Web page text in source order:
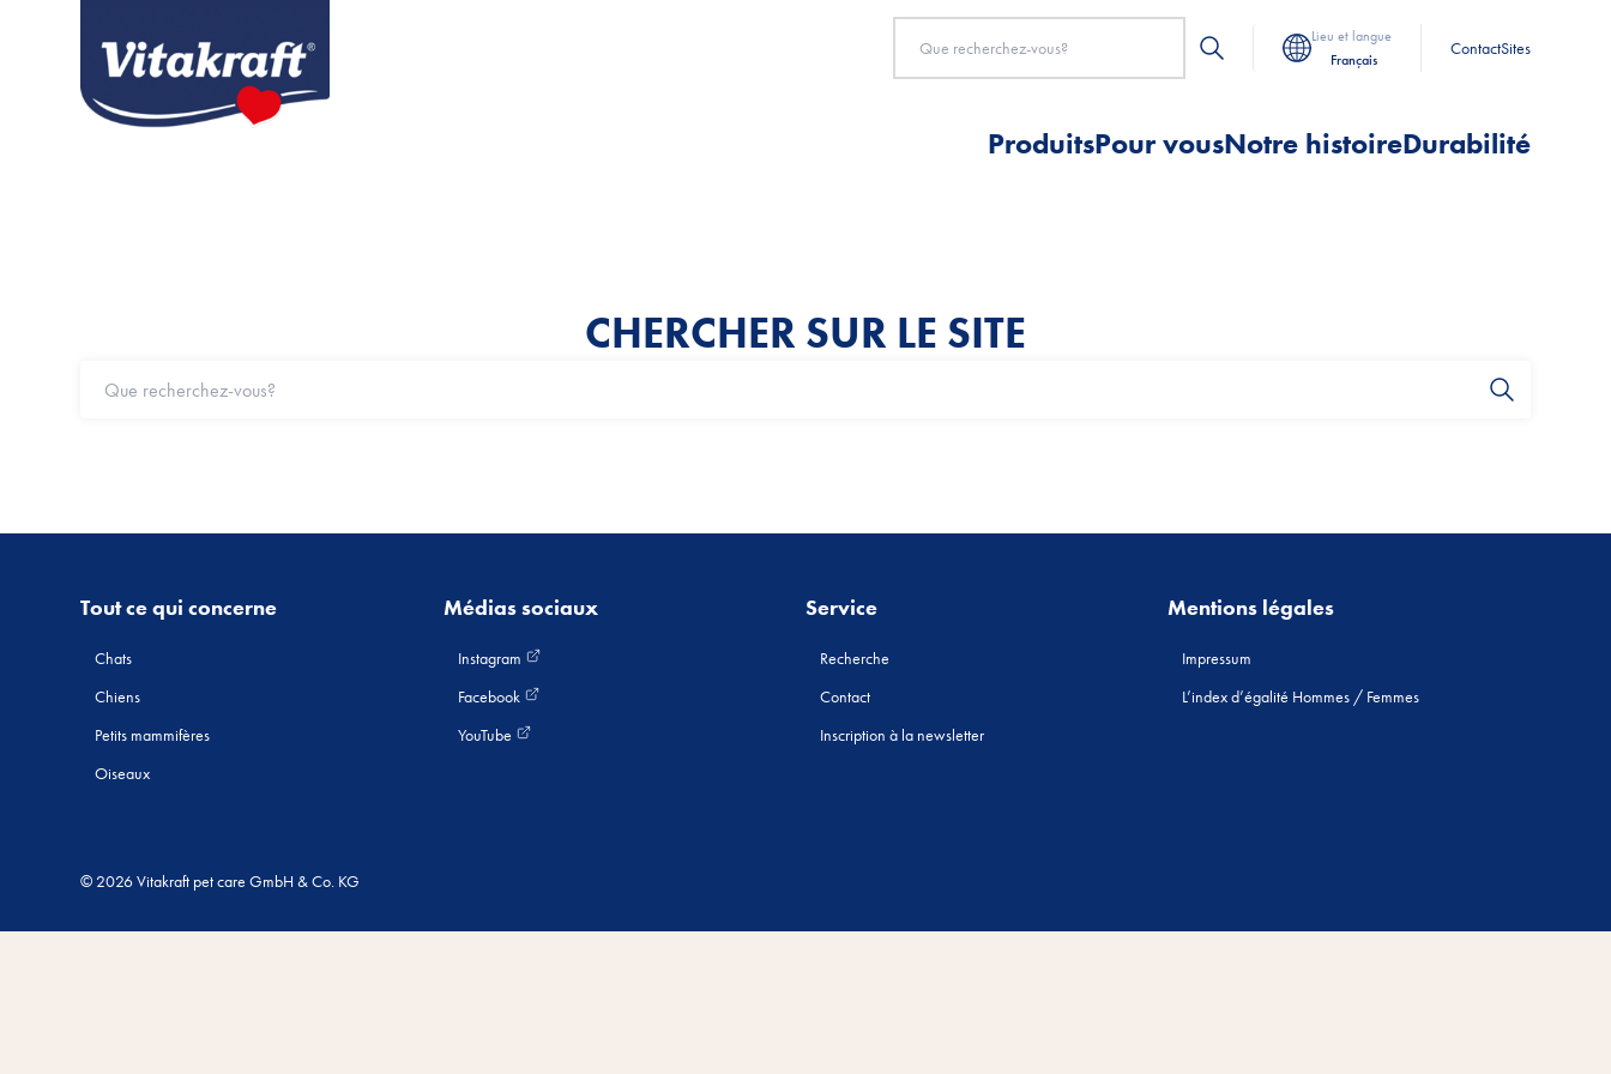
Lieu et langue
Français
ContactSites
ProduitsPour vousNotre histoireDurabilité
CHERCHER SUR LE SITE
Tout ce qui concerne
Chats
Chiens
Petits mammifères
Oiseaux
Médias sociaux
Instagram
Facebook
YouTube
Service
Recherche
Contact
Inscription à la newsletter
Mentions légales
Impressum
L’index d’égalité Hommes / Femmes
© 2026 Vitakraft pet care GmbH & Co. KG